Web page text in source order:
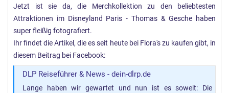
e
n
:
Jetzt ist sie da, die Merchkollektion zu den beliebtesten
Attraktionen im Disneyland Paris - Thomas & Gesche haben
super fleißig fotografiert.
Ihr findet die Artikel, die es seit heute bei Flora's zu kaufen gibt, in
diesem Beitrag bei Facebook:
DLP Reiseführer & News - dein-dlrp.de
Lange haben wir gewartet und nun ist es soweit: Die